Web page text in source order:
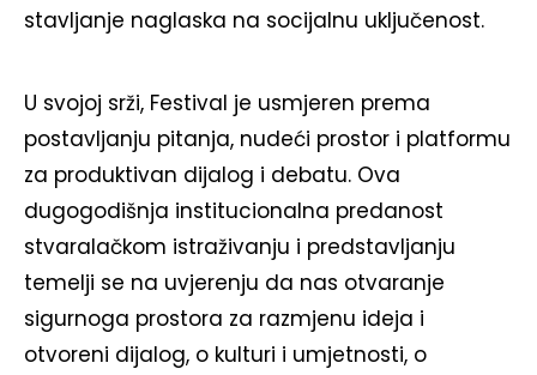
stavljanje naglaska na socijalnu uključenost.
U svojoj srži, Festival je usmjeren prema
postavljanju pitanja, nudeći prostor i platformu
za produktivan dijalog i debatu. Ova
dugogodišnja institucionalna predanost
stvaralačkom istraživanju i predstavljanju
temelji se na uvjerenju da nas otvaranje
sigurnoga prostora za razmjenu ideja i
otvoreni dijalog, o kulturi i umjetnosti, o